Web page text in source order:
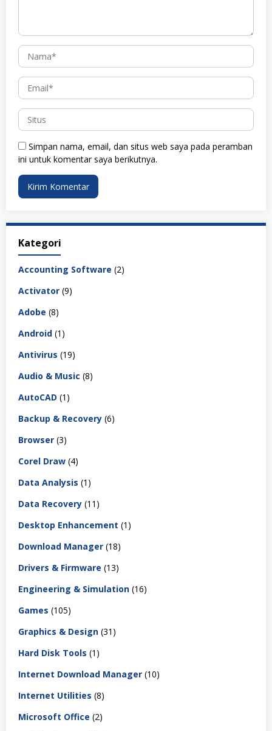
Simpan nama, email, dan situs web saya pada peramban
ini untuk komentar saya berikutnya.
Kategori
Accounting Software (2)
Activator (9)
Adobe (8)
Android (1)
Antivirus (19)
Audio & Music (8)
AutoCAD (1)
Backup & Recovery (6)
Browser (3)
Corel Draw (4)
Data Analysis (1)
Data Recovery (11)
Desktop Enhancement (1)
Download Manager (18)
Drivers & Firmware (13)
Engineering & Simulation (16)
Games (105)
Graphics & Design (31)
Hard Disk Tools (1)
Internet Download Manager (10)
Internet Utilities (8)
Microsoft Office (2)